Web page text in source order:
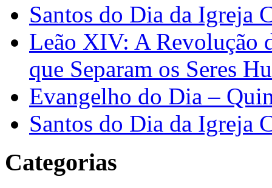
Santos do Dia da Igreja
Leão XIV: A Revolução
que Separam os Seres
Evangelho do Dia –
Santos do Dia da Igreja
Categorias